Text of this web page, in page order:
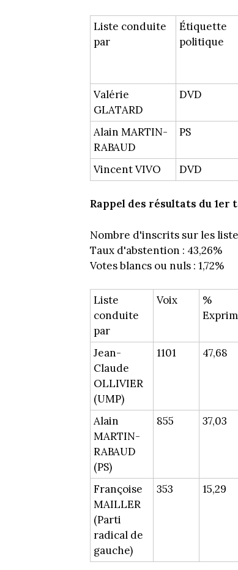
Liste conduite
par
Étiquette
politique
Valérie
GLATARD
DVD
Alain MARTIN-
RABAUD
PS
Vincent VIVO DVD
Rappel des résultats du 1er
Nombre d'inscrits sur les
Taux d'abstention : 43,26%
Votes blancs ou nuls : 1,72%
Liste
conduite
par
Voix
%
Jean-
Claude
OLLIVIER
(UMP)
1101 47,68
Alain
MARTIN-
RABAUD
(PS)
855 37,03
Françoise
MAILLER
(Parti
radical de
gauche)
353 15,29